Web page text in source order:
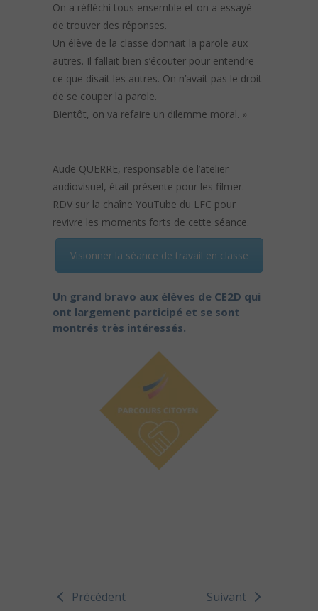
On a réfléchi tous ensemble et on a essayé
de trouver des réponses.
Un élève de la classe donnait la parole aux
autres. Il fallait bien s’écouter pour entendre
ce que disait les autres. On n’avait pas le droit
de se couper la parole.
Bientôt, on va refaire un dilemme moral. »
Aude QUERRE, responsable de l’atelier
audiovisuel, était présente pour les filmer.
RDV sur la chaîne YouTube du LFC pour
revivre les moments forts de cette séance.
Visionner la séance de travail en classe
Un grand bravo aux élèves de CE2D qui
ont largement participé et se sont
montrés très intéressés.
Précédent Suivant